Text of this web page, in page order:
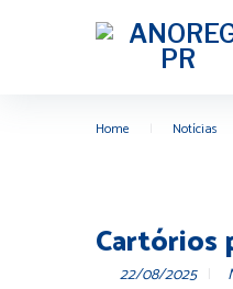
Home Notícias
Cartórios
22/08/2025